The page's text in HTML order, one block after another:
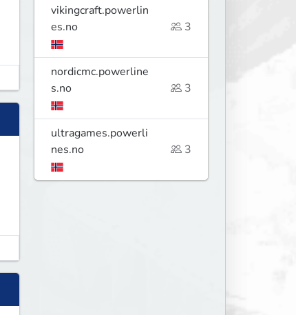
vikingcraft.powerlin
es.no
3
nordicmc.powerline
s.no
3
ultragames.powerli
nes.no
3